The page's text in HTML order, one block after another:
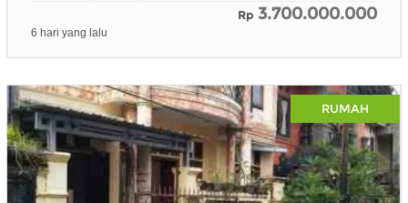
Rp 3.700.000.000
6 hari yang lalu
RUMAH